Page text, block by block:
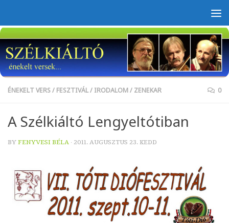
ÉNEKELT VERS/ FESZTIVÁL/ IRODALOM/ ZENEKAR 0
A Szélkiáltó Lengyeltótiban
BY FENYVESI BÉLA · 2011. AUGUSZTUS 23. KEDD